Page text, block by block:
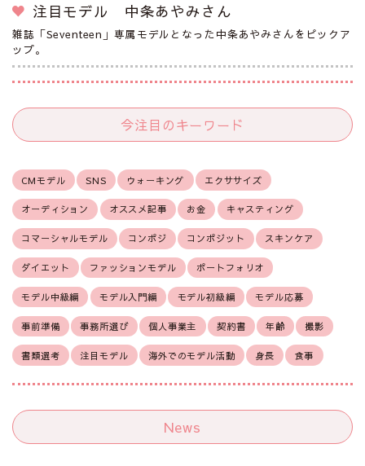
注目モデル 中条あやみさん
雑誌「Seventeen」専属モデルとなった中条あやみさんをピックア
ップ。
今注目のキーワード
CMモデル SNS ウォーキング エクササイズ
オーディション オススメ記事 お金 キャスティング
コマーシャルモデル コンポジ コンポジット スキンケア
ダイエット ファッションモデル ポートフォリオ
モデル中級編 モデル入門編 モデル初級編 モデル応募
事前準備 事務所選び 個人事業主 契約書 年齢 撮影
書類選考 注目モデル 海外でのモデル活動 身長 食事
News